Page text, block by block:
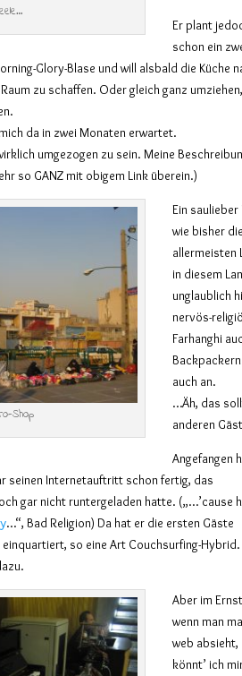
Er plant
schon ein
Glory-Blase und will alsbald die Küche
zu schaffen. Oder gleich ganz
da in zwei Monaten erwartet.
umgezogen zu sein. Meine
so GANZ mit obigem Link überein.)
Shop
Ein saulieber
wie bisher die
allermeisten
in diesem
unglaublich
nervös-
Farhanghi
auch an.
…Äh, das
anderen
Angefangen
seinen Internetauftritt schon fertig, das
gar nicht runtergeladen hatte. („…’cause
…“, Bad Religion) Da hat er die ersten Gäste
so eine Art Couchsurfing-Hybrid.
Aber im
wenn man
web absieht,
könnt’ ich